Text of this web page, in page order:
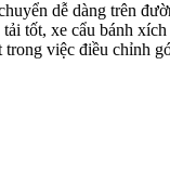
dễ dàng trên
tốt, xe cẩu bánh
việc điều chỉnh